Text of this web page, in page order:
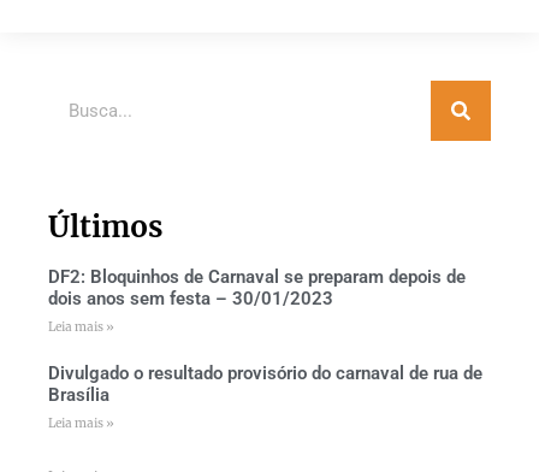
Últimos
DF2: Bloquinhos de Carnaval se preparam depois de
dois anos sem festa – 30/01/2023
Leia mais »
Divulgado o resultado provisório do carnaval de rua de
Brasília
Leia mais »